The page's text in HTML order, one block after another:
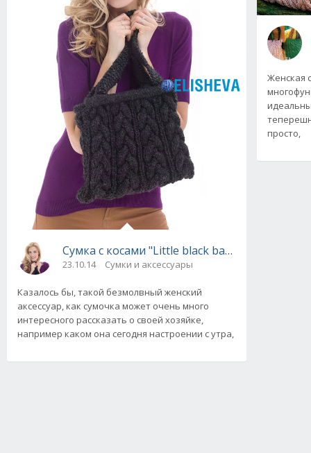
Сумка с косами "Little black bag", вязаная
23.10.14 Сумки и аксессуары
Казалось бы, такой безмолвный женский
аксессуар, как сумочка может очень много
интересного рассказать о своей хозяйке,
например каком она сегодня настроении с утра,
Женская
просто,